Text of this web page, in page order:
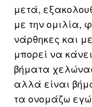
μετά,
με την ομιλία,
νάρθηκες και
μπορεί να
βήματα
αλλά είναι
τα ονομάζω